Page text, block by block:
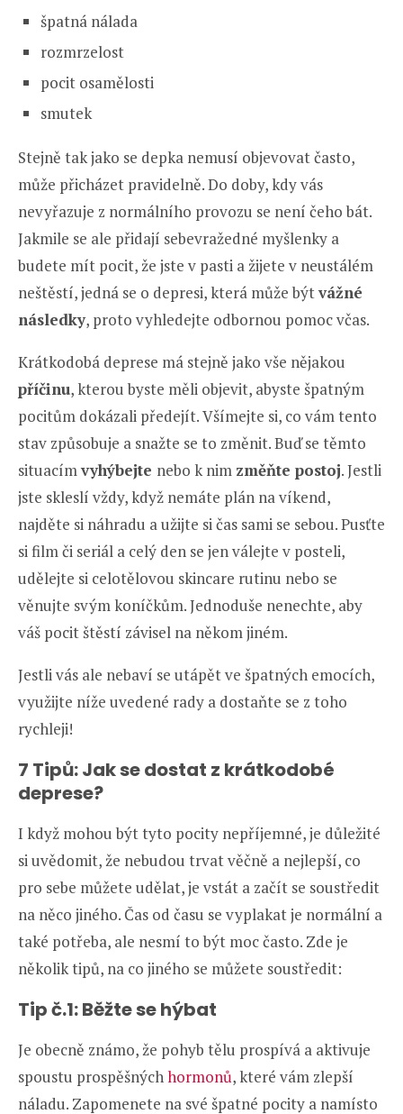
špatná nálada
rozmrzelost
pocit osamělosti
smutek
Stejně tak jako se depka nemusí objevovat často,
může přicházet pravidelně. Do doby, kdy vás
nevyřazuje z normálního provozu se není čeho bát.
Jakmile se ale přidají sebevražedné myšlenky a
budete mít pocit, že jste v pasti a žijete v neustálém
neštěstí, jedná se o depresi, která může býtvážné
následky, proto vyhledejte odbornou pomoc včas.
Krátkodobá deprese má stejně jako vše nějakou
příčinu, kterou byste měli objevit, abyste špatným
pocitům dokázali předejít. Všímejte si, co vám tento
stav způsobuje a snažte se to změnit. Buď se těmto
situacímvyhýbejte nebo k nim změňte postoj. Jestli
jste skleslí vždy, když nemáte plán na víkend,
najděte si náhradu a užijte si čas sami se sebou. Pusťte
si film či seriál a celý den se jen válejte v posteli,
udělejte si celotělovou skincare rutinu nebo se
věnujte svým koníčkům. Jednoduše nenechte, aby
váš pocit štěstí závisel na někom jiném.
Jestli vás ale nebaví se utápět ve špatných emocích,
využijte níže uvedené rady a dostaňte se z toho
rychleji!
7 Tipů: Jak se dostat z krátkodobé
deprese?
I když mohou být tyto pocity nepříjemné, je důležité
si uvědomit, že nebudou trvat věčně a nejlepší, co
pro sebe můžete udělat, je vstát a začít se soustředit
na něco jiného. Čas od času se vyplakat je normální a
také potřeba, ale nesmí to být moc často. Zde je
několik tipů, na co jiného se můžete soustředit:
Tip č.1: Běžte se hýbat
Je obecně známo, že pohyb tělu prospívá a aktivuje
spoustu prospěšnýchhormonů, které vám zlepší
náladu. Zapomenete na své špatné pocity a namísto